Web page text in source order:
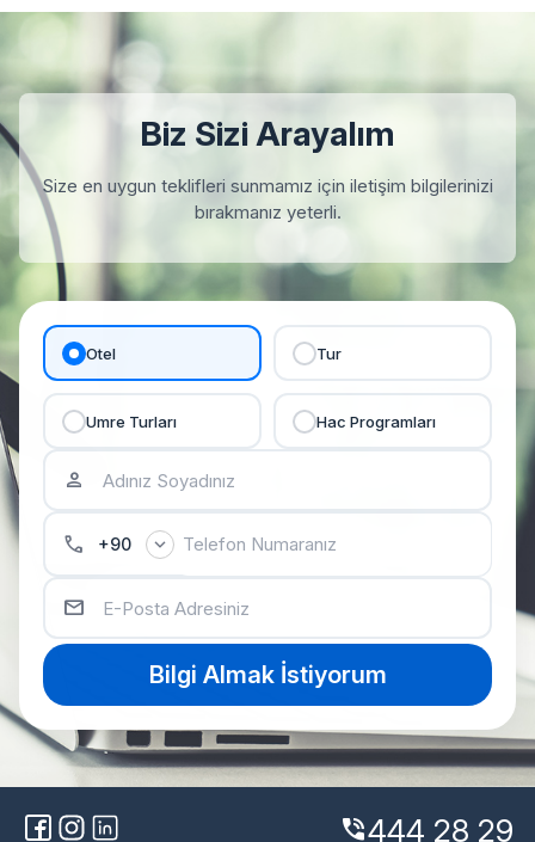
Otel Tur
Umre Turları Hac Programları
person
phone +90 expand_more
email
Biz Sizi Arayalım
Size en uygun teklifleri sunmamız için iletişim bilgilerinizi
bırakmanız yeterli.
phone_in_talk444 28 29